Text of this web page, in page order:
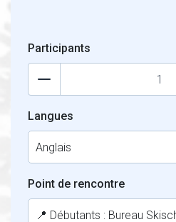
Participants
Langues
Anglais
Point de rencontre
📍 Débutants : Bureau